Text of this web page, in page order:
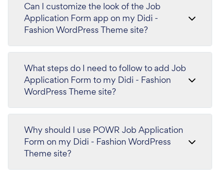
Can I customize the look of the Job
Application Form app on my Didi -
Fashion WordPress Theme site?
What steps do I need to follow to add Job
Application Form to my Didi - Fashion
WordPress Theme site?
Why should I use POWR Job Application
Form on my Didi - Fashion WordPress
Theme site?